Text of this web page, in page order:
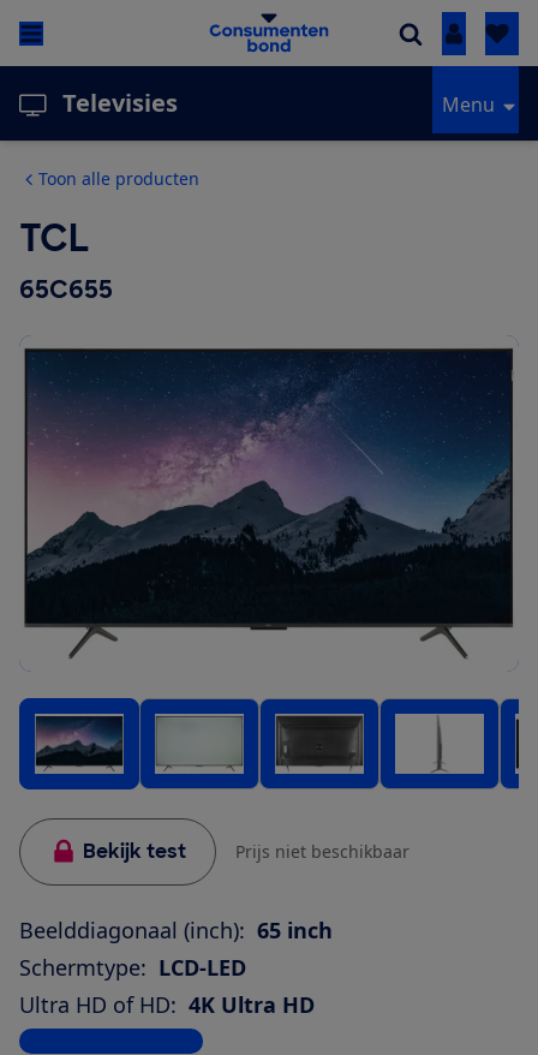
Inloggen
Televisies Menu
Toon alle producten
TCL
65C655
Bekijk test Prijs niet beschikbaar
Beelddiagonaal (inch): 65 inch
Schermtype: LCD-LED
Ultra HD of HD: 4K Ultra HD
Bekijk alle specificaties